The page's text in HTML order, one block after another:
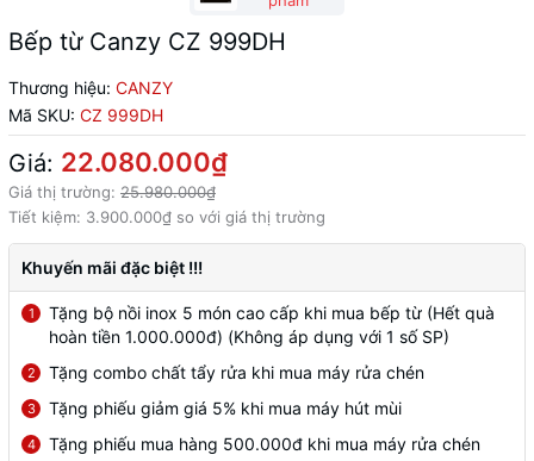
Bếp từ Canzy CZ 999DH
Thương hiệu: CANZY
Mã SKU: CZ 999DH
Giá: 22.080.000₫
Giá thị trường: 25.980.000₫
Tiết kiệm: 3.900.000₫ so với giá thị trường
Khuyến mãi đặc biệt !!!
1
Tặng bộ nồi inox 5 món cao cấp khi mua bếp từ (Hết quà
hoàn tiền 1.000.000đ) (Không áp dụng với 1 số SP)
2 Tặng combo chất tẩy rửa khi mua máy rửa chén
3 Tặng phiếu giảm giá 5% khi mua máy hút mùi
4 Tặng phiếu mua hàng 500.000đ khi mua máy rửa chén